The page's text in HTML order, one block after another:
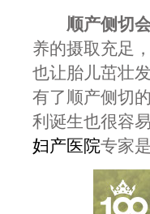
顺产侧切
养的摄取充足
也让胎儿茁壮
有了顺产侧切
利诞生也很容
妇产医院专家